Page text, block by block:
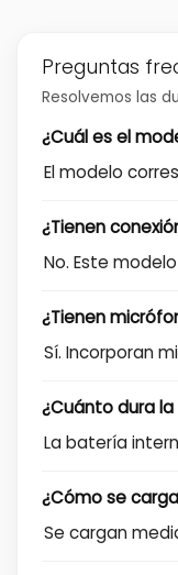
Preguntas
Resolvemos las
¿Cuál es el
El modelo
¿Tienen
No. Este
¿Tienen
Sí. Incorporan
¿Cuánto dura
La batería
¿Cómo se
Se cargan